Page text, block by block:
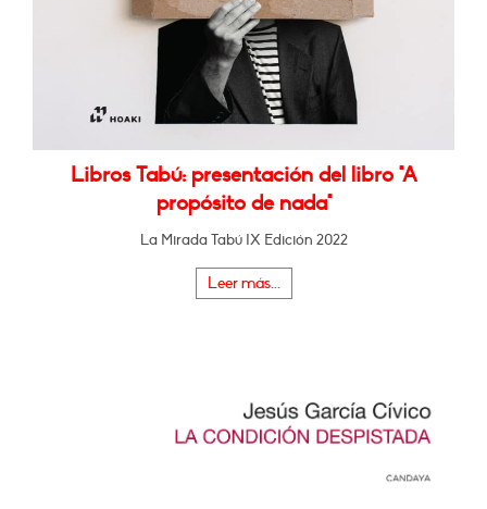
Libros Tabú: presentación del libro "A
propósito de nada"
La Mirada Tabú IX Edición 2022
Leer más...